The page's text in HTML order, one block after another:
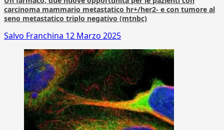
carcinoma mammario metastatico hr+/her2- e con tumore al
seno metastatico triplo negativo (mtnbc)
Salvo Franchina 12 Marzo 2025